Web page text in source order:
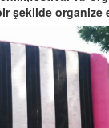
şekilde organize